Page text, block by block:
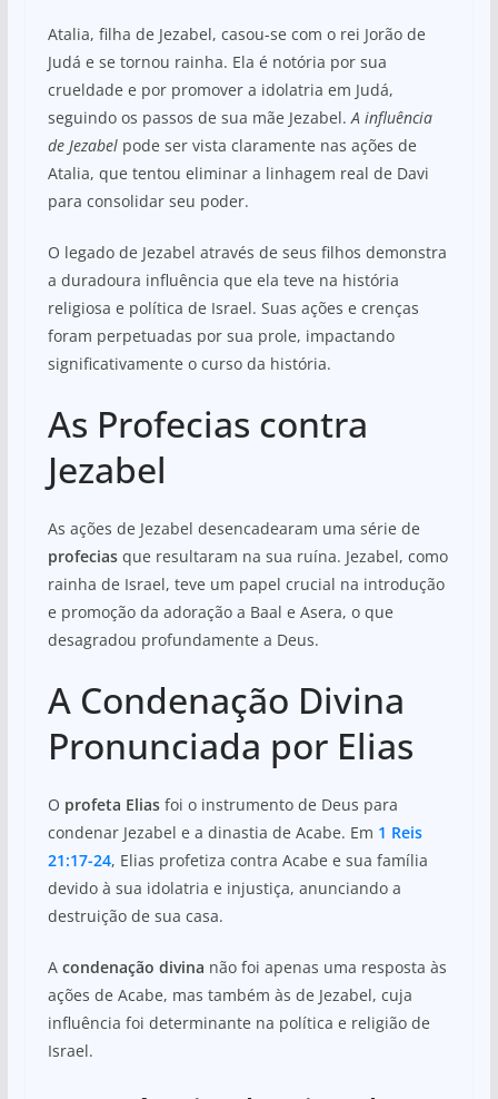
Atalia, filha de Jezabel, casou-se com o rei Jorão de
Judá e se tornou rainha. Ela é notória por sua
crueldade e por promover a idolatria em Judá,
seguindo os passos de sua mãe Jezabel.A influência
de Jezabelpode ser vista claramente nas ações de
Atalia, que tentou eliminar a linhagem real de Davi
para consolidar seu poder.
O legado de Jezabel através de seus filhos demonstra
a duradoura influência que ela teve na história
religiosa e política de Israel. Suas ações e crenças
foram perpetuadas por sua prole, impactando
significativamente o curso da história.
As Profecias contra
Jezabel
As ações de Jezabel desencadearam uma série de
profeciasque resultaram na sua ruína. Jezabel, como
rainha de Israel, teve um papel crucial na introdução
e promoção da adoração a Baal e Asera, o que
desagradou profundamente a Deus.
A Condenação Divina
Pronunciada por Elias
O profeta Eliasfoi o instrumento de Deus para
condenar Jezabel e a dinastia de Acabe. Em 1 Reis
21:17-24, Elias profetiza contra Acabe e sua família
devido à sua idolatria e injustiça, anunciando a
destruição de sua casa.
A condenação divina não foi apenas uma resposta às
ações de Acabe, mas também às de Jezabel, cuja
influência foi determinante na política e religião de
Israel.